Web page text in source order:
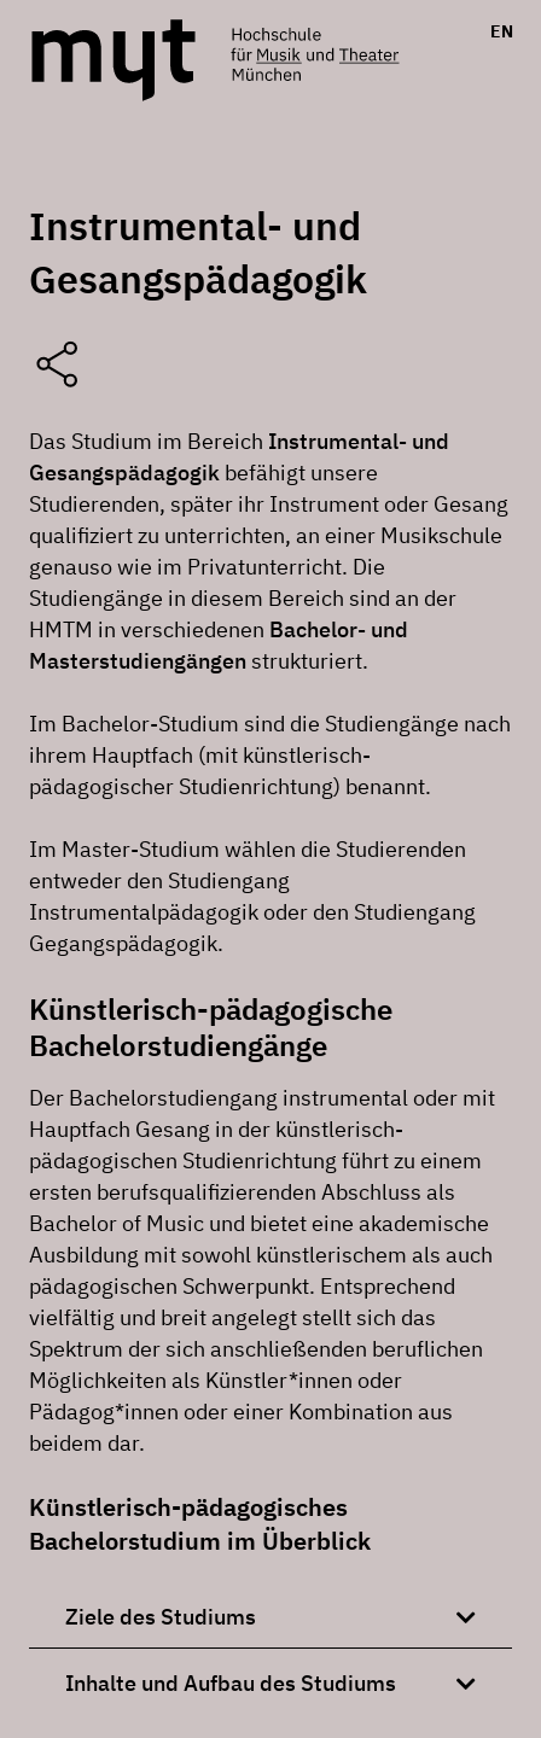
EN
Instrumental- und
Gesangspädagogik
Das Studium im Bereich Instrumental- und
Gesangspädagogik befähigt unsere
Studierenden, später ihr Instrument oder Gesang
qualifiziert zu unterrichten, an einer Musikschule
genauso wie im Privatunterricht. Die
Studiengänge in diesem Bereich sind an der
HMTM in verschiedenen Bachelor- und
Masterstudiengängenstrukturiert.
Im Bachelor-Studium sind die Studiengänge nach
ihrem Hauptfach (mit künstlerisch-
pädagogischer Studienrichtung) benannt.
Im Master-Studium wählen die Studierenden
entweder den Studiengang
Instrumentalpädagogik oder den Studiengang
Gegangspädagogik.
Künstlerisch-pädagogische
Bachelorstudiengänge
Der Bachelorstudiengang instrumental oder mit
Hauptfach Gesang in der künstlerisch-
pädagogischen Studienrichtung führt zu einem
ersten berufsqualifizierenden Abschluss als
Bachelor of Music und bietet eine akademische
Ausbildung mit sowohl künstlerischem als auch
pädagogischen Schwerpunkt. Entsprechend
vielfältig und breit angelegt stellt sich das
Spektrum der sich anschließenden beruflichen
Möglichkeiten als Künstler*innen oder
Pädagog*innen oder einer Kombination aus
beidem dar.
Künstlerisch-pädagogisches
Bachelorstudium im Überblick
Ziele des Studiums
Inhalte und Aufbau des Studiums